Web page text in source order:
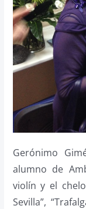
Gerónimo
alumno de
violín y el
Sevilla”,